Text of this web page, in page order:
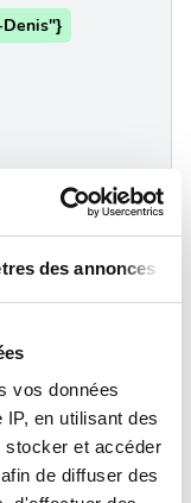
des annonces
vos données
en utilisant des
stocker et accéder
de diffuser des